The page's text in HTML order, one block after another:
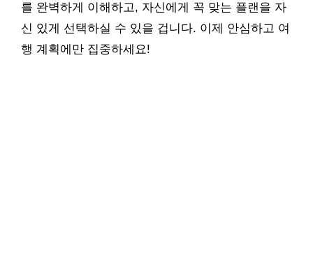
를 완벽하게 이해하고, 자신에게 꼭 맞는 플랜을 자
신 있게 선택하실 수 있을 겁니다. 이제 안심하고 여
행 계획에만 집중하세요!